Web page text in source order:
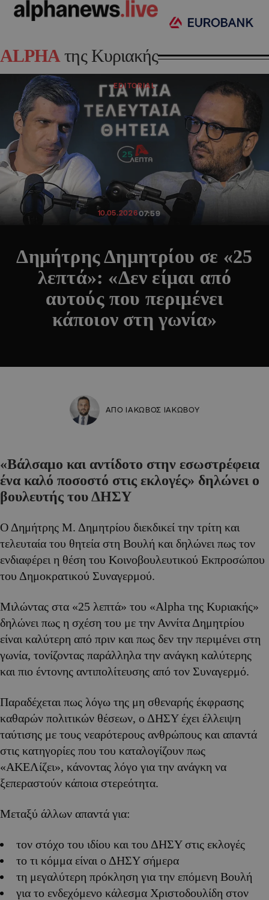
ALPHA της Κυριακής
EDITORIAL
10.05.202607:59
Δημήτρης Δημητρίου σε «25
λεπτά»: «Δεν είμαι από
αυτούς που περιμένει
κάποιον στη γωνία»
ΑΠΟ ΙΑΚΩΒΟΣ ΙΑΚΩΒΟΥ
«Βάλσαμο και αντίδοτο στην εσωστρέφεια
ένα καλό ποσοστό στις εκλογές» δηλώνει ο
βουλευτής του ΔΗΣΥ
Ο Δημήτρης Μ. Δημητρίου διεκδικεί την τρίτη και
τελευταία του θητεία στη Βουλή και δηλώνει πως τον
ενδιαφέρει η θέση του Κοινοβουλευτικού Εκπροσώπου
του Δημοκρατικού Συναγερμού.
Μιλώντας στα «25 λεπτά» του «Alpha της Κυριακής»
δηλώνει πως η σχέση του με την Αννίτα Δημητρίου
είναι καλύτερη από πριν και πως δεν την περιμένει στη
γωνία, τονίζοντας παράλληλα την ανάγκη καλύτερης
και πιο έντονης αντιπολίτευσης από τον Συναγερμό.
Παραδέχεται πως λόγω της μη σθεναρής έκφρασης
καθαρών πολιτικών θέσεων, ο ΔΗΣΥ έχει έλλειψη
ταύτισης με τους νεαρότερους ανθρώπους και απαντά
στις κατηγορίες που του καταλογίζουν πως
«ΑΚΕΛίζει», κάνοντας λόγο για την ανάγκη να
ξεπεραστούν κάποια στερεότητα.
Μεταξύ άλλων απαντά για:
τον στόχο του ιδίου και του ΔΗΣΥ στις εκλογές
το τι κόμμα είναι ο ΔΗΣΥ σήμερα
τη μεγαλύτερη πρόκληση για την επόμενη Βουλή
για το ενδεχόμενο κάλεσμα Χριστοδουλίδη στον